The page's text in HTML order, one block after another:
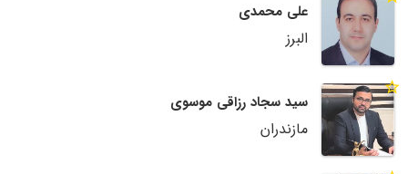
علی محمدی
البرز
سید سجاد رزاقی موسوی
مازندران